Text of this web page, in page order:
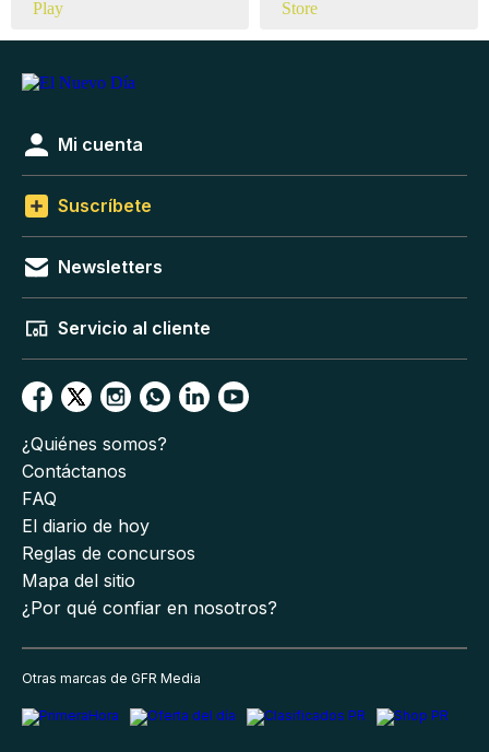
Mi cuenta
Suscríbete
Newsletters
Servicio al cliente
¿Quiénes somos?
Contáctanos
FAQ
El diario de hoy
Reglas de concursos
Mapa del sitio
¿Por qué confiar en nosotros?
Otras marcas de GFR Media